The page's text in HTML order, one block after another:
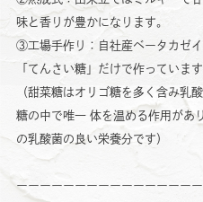
味と香りが豊かになります。
③工場手作り：自社産ベータカゼ
「てんさい糖」だけで作っています
（甜菜糖はオリゴ糖を多く含み乳
糖の中で唯一 体を温める作用があ
の乳酸菌の良い栄養分です）
ーーーーーーーーーーーーーーー